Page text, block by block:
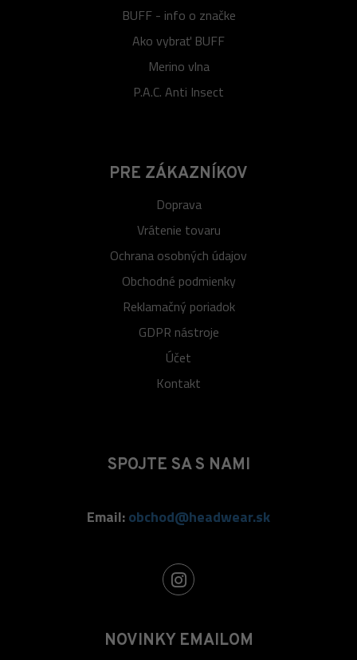
BUFF - info o značke
Ako vybrať BUFF
Merino vlna
P.A.C. Anti Insect
PRE ZÁKAZNÍKOV
Doprava
Vrátenie tovaru
Ochrana osobných údajov
Obchodné podmienky
Reklamačný poriadok
GDPR nástroje
Účet
Kontakt
SPOJTE SA S NAMI
Email:obchod@headwear.sk
NOVINKY EMAILOM